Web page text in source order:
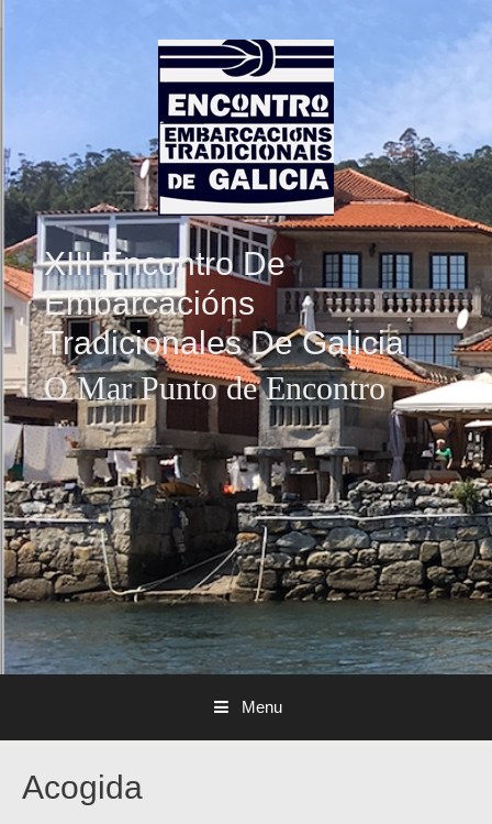
XIII Encontro De
Embarcacións
Tradicionales De Galicia
O Mar Punto de Encontro
Menu
Acogida